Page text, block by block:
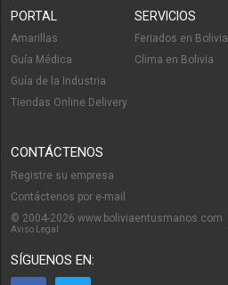
PORTAL
Amarillas
Guía Médica
Guía de la Industria
Tiendas Online Delivery
SERVICIOS
Feriados en Bolivia
Clima en Bolivia
CONTÁCTENOS
Registre su empresa
Contáctenos por e-mail
© 2004-2026 www.boliviaentusmanos.com
Aviso Legal
SÍGUENOS EN: